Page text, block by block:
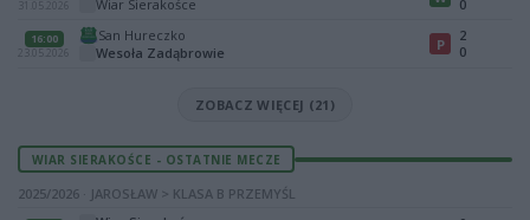
31.05.2026
Wiar Sierakośce
0
16:00
23.05.2026
San Hureczko
Wesoła Zadąbrowie
P
2
0
ZOBACZ WIĘCEJ (21)
WIAR SIERAKOŚCE - OSTATNIE MECZE
2025/2026 · JAROSŁAW > KLASA B PRZEMYŚL